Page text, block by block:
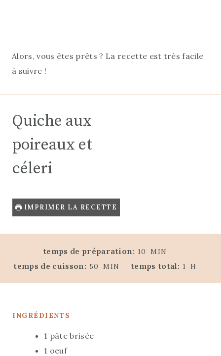
Alors, vous êtes prêts ? La recette est très facile
à suivre !
Quiche aux
poireaux et
céleri
IMPRIMER LA RECETTE
temps de préparation: 10 M
MIN
temps de cuisson: 50
M
MIN temps total: 1 HH
INGRÉDIENTS
1 pâte brisée
1 oeuf